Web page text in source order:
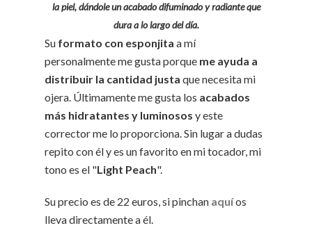
la piel, dándole un acabado difuminado y radiante que
dura a lo largo del día.
Su formato con esponjita a mí
personalmente me gusta porque me ayuda a
distribuir la cantidad justa que necesita mi
ojera. Últimamente me gusta los acabados
más hidratantes y luminosos y este
corrector me lo proporciona. Sin lugar a dudas
repito con él y es un favorito en mi tocador, mi
tono es el "Light Peach".
Su precio es de 22 euros, si pinchan aquíos
lleva directamente a él.